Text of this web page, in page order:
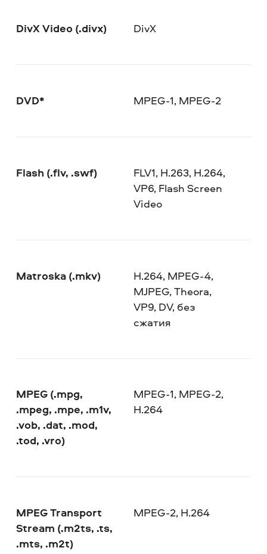
DivX Video (.divx) DivX
DVD* MPEG-1, MPEG-2
Flash (.flv, .swf)
FLV1, H.263, H.264,
VP6, Flash Screen
Video
Matroska (.mkv)
H.264, MPEG-4,
MJPEG, Theora,
VP9, DV, без
сжатия
MPEG (.mpg,
.mpeg, .mpe, .m1v,
.vob, .dat, .mod,
.tod, .vro)
MPEG-1, MPEG-2,
H.264
MPEG Transport
Stream (.m2ts, .ts,
.mts, .m2t)
MPEG-2, H.264